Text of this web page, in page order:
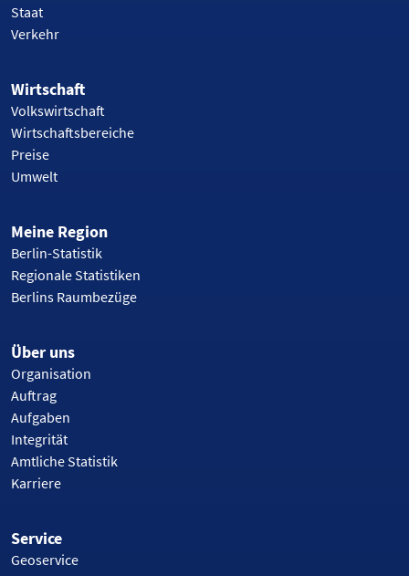
Staat
Verkehr
Wirtschaft
Volkswirtschaft
Wirtschaftsbereiche
Preise
Umwelt
Meine Region
Berlin-Statistik
Regionale Statistiken
Berlins Raumbezüge
Über uns
Organisation
Auftrag
Aufgaben
Integrität
Amtliche Statistik
Karriere
Service
Geoservice